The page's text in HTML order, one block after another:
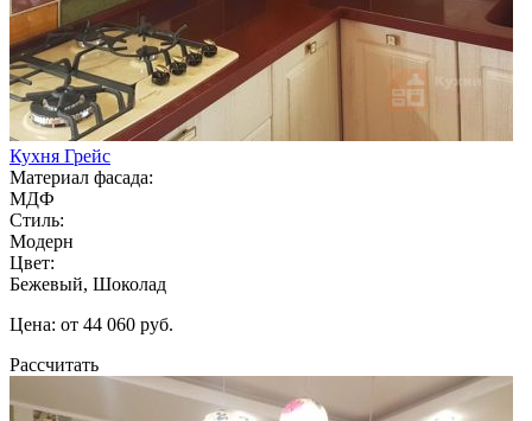
Кухня Грейс
Материал фасада:
МДФ
Стиль:
Модерн
Цвет:
Бежевый, Шоколад
Цена: от 44 060 руб.
Рассчитать